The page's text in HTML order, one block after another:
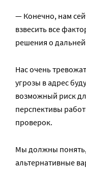
— Конечно, нам
взвесить все
решения о
Нас очень
угрозы в адрес
возможный риск
перспективы
проверок.
Мы должны
альтернативные